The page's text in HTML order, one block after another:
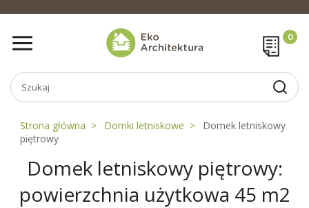
Strona główna Domki letniskowe
Domek letniskowy
piętrowy
Domek letniskowy piętrowy:
powierzchnia użytkowa 45 m2